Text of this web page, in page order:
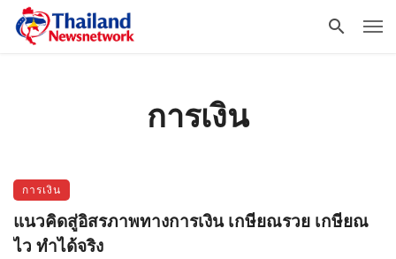
การเงิน
การเงิน
แนวคิดสู่อิสรภาพทางการเงิน เกษียณรวย เกษียณ
ไว ทำได้จริง